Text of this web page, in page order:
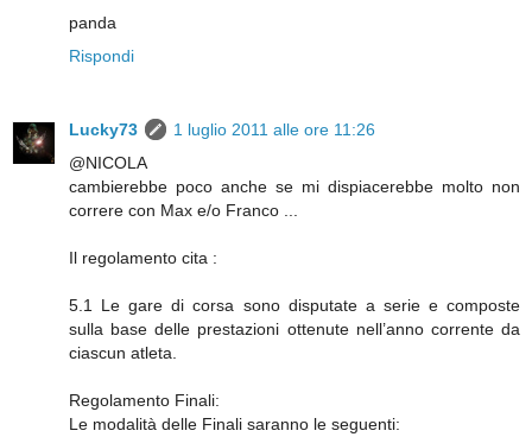
panda
Rispondi
Lucky73
1 luglio 2011 alle ore 11:26
@NICOLA
cambierebbe poco anche se mi dispiacerebbe molto non
correre con Max e/o Franco ...
Il regolamento cita :
5.1 Le gare di corsa sono disputate a serie e composte
sulla base delle prestazioni ottenute nell’anno corrente da
ciascun atleta.
Regolamento Finali:
Le modalità delle Finali saranno le seguenti: